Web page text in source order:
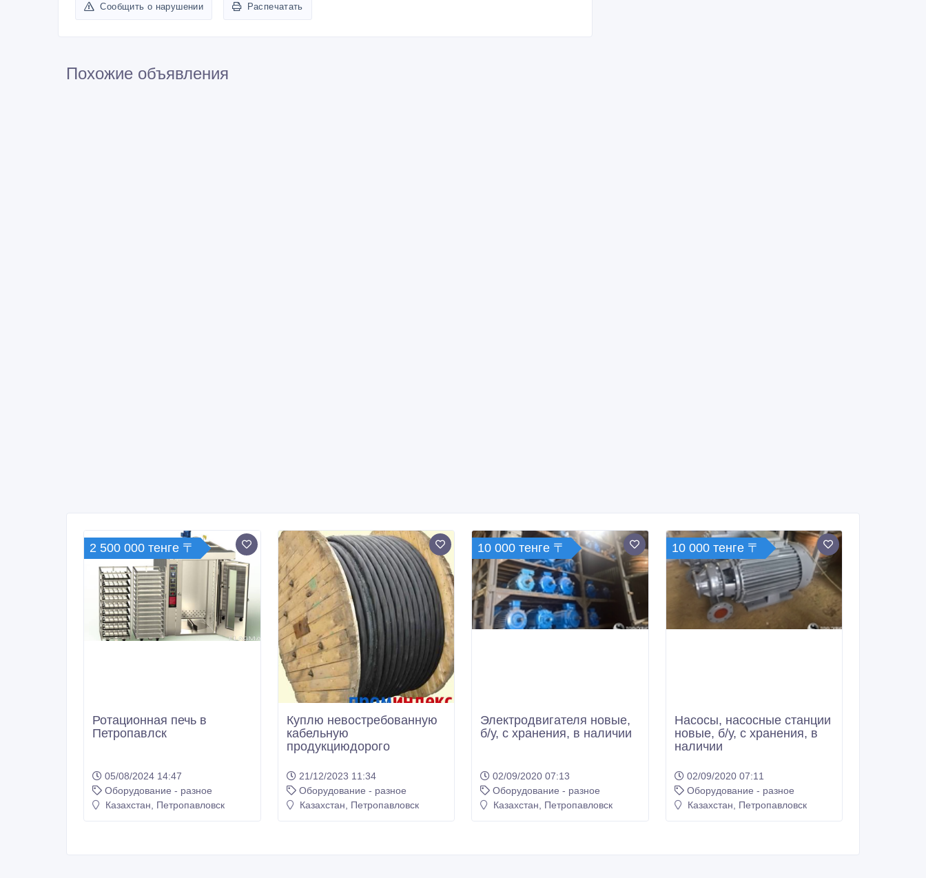
Сообщить о нарушении Распечатать
Похожие объявления
2 500 000 тенге 〒
Ротационная печь в
Петропавлск
05/08/2024 14:47
Оборудование - разное
Казахстан, Петропавловск
Куплю невостребованную
кабельную
продукциюдорого
21/12/2023 11:34
Оборудование - разное
Казахстан, Петропавловск
10 000 тенге 〒
Электродвигателя новые,
б/у, с хранения, в наличии
02/09/2020 07:13
Оборудование - разное
Казахстан, Петропавловск
10 000 тенге 〒
Насосы, насосные станции
новые, б/у, с хранения, в
наличии
02/09/2020 07:11
Оборудование - разное
Казахстан, Петропавловск